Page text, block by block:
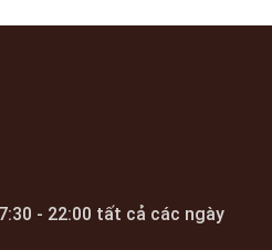
- 22:00 tất cả các ngày